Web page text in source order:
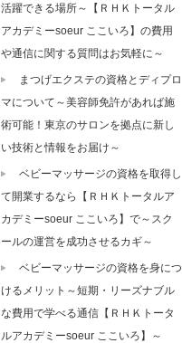
活躍できる場所～【ＲＨＫトータル
アカデミーsoeur ここいろ】の費用
や通信に関する質問はお気軽に～
まつげエクステの資格とディプロ
マについて～美容師免許があれば施
術可能！東京のサロンを拠点に新し
い技術と情報をお届け～
ベビーマッサージの資格を取得し
て開業するなら【ＲＨＫトータルア
カデミーsoeur ここいろ】で～スク
ールの運営を成功させるカギ～
ベビーマッサージの資格を身につ
けるメリット～短期・リーズナブル
な費用で学べる通信【ＲＨＫトータ
ルアカデミーsoeur ここいろ】～